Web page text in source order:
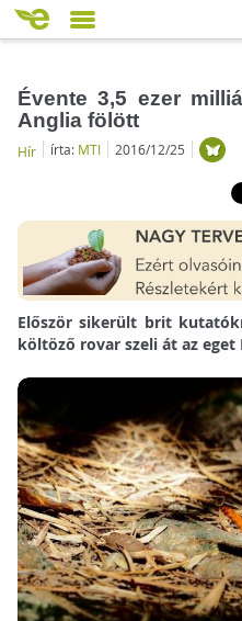
Évente 3,5 ezer
Anglia fölött
Hír írta: MTI 2016/12/25
Először sikerült brit
költöző rovar szeli át az